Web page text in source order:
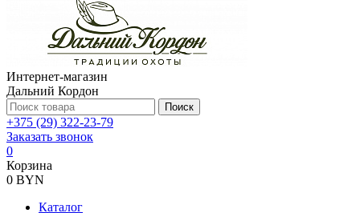
Интернет-магазин
Дальний Кордон
Поиск
+375 (29) 322-23-79
Заказать звонок
0
Корзина
0 BYN
Каталог